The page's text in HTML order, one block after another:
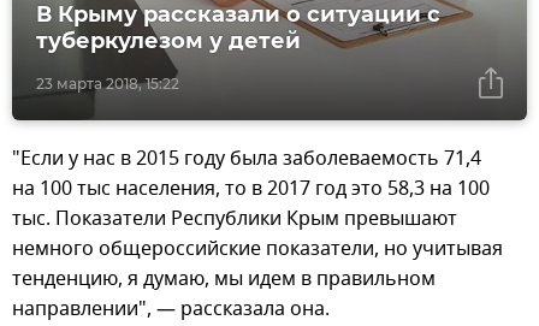
23 марта 2018, 15:22
В Крыму рассказали о ситуации с
туберкулезом у детей
"Если у нас в 2015 году была заболеваемость 71,4
на 100 тыс населения, то в 2017 год это 58,3 на 100
тыс. Показатели Республики Крым превышают
немного общероссийские показатели, но учитывая
тенденцию, я думаю, мы идем в правильном
направлении", — рассказала она.